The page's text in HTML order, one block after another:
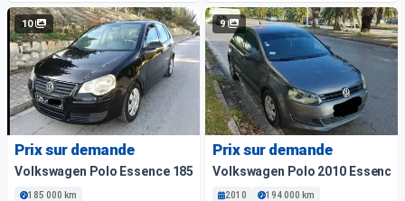
10
Prix sur demande
Volkswagen Polo Essence 185 000 Km
185 000 km
9
Prix sur demande
Volkswagen Polo 2010 Essence
2010 194 000 km